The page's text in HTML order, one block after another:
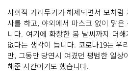
사회적 거리두기가 해제되면서 모처럼
사를 하고, 야외에서 마스크 없이 맑
니다. 여기에 화창한 봄 날씨까지 더
없다는 생각이 듭니다. 코로나19는 우
만, 그동안 당연시 여겼던 평범한 일상
해준 시간이기도 했습니다.